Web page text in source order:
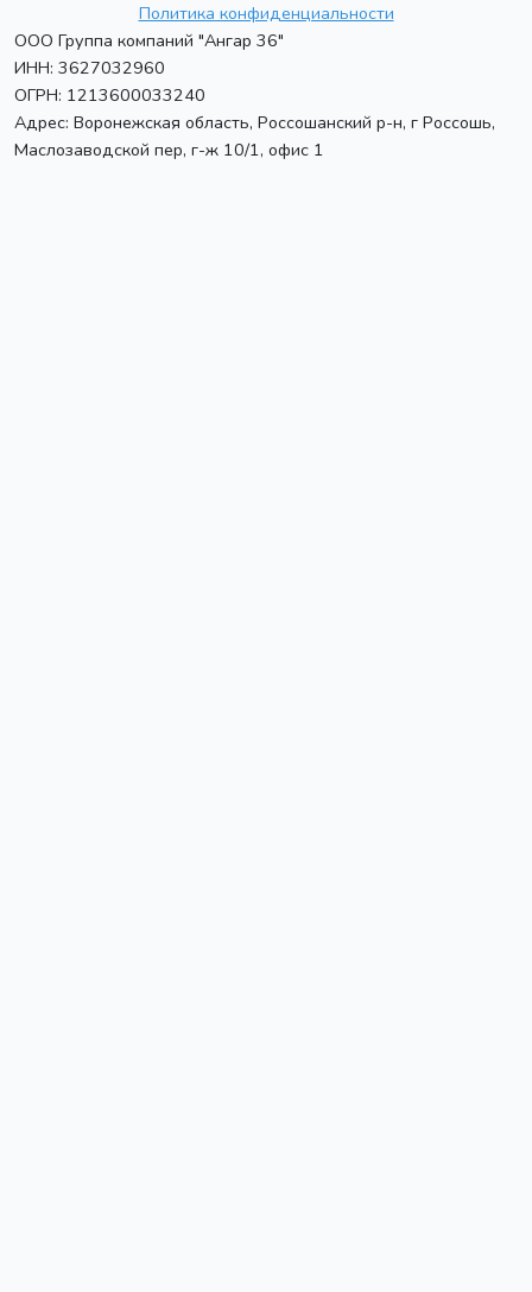
Политика конфиденциальности
ООО Группа компаний "Ангар 36"
ИНН: 3627032960
ОГРН: 1213600033240
Адрес: Воронежская область, Россошанский р-н, г Россошь,
Маслозаводской пер, г-ж 10/1, офис 1